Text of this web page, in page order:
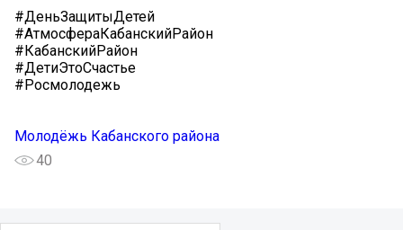
#ДеньЗащитыДетей
#АтмосфераКабанскийРайон
#КабанскийРайон
#ДетиЭтоСчастье
#Росмолодежь
Молодëжь Кабанского района
40